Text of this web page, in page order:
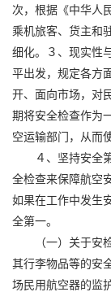
次，根据《中华人
乘机旅客、货主和
细化。３、现实性
平出发，规定各方
开、面向市场，对
期将安全检查作为
空运输部门，从而
４、坚持安全第
全检查来保障航空
如果在工作中发生
全第一。
（一）关于安检
其行李物品等的安
场民用航空器的监